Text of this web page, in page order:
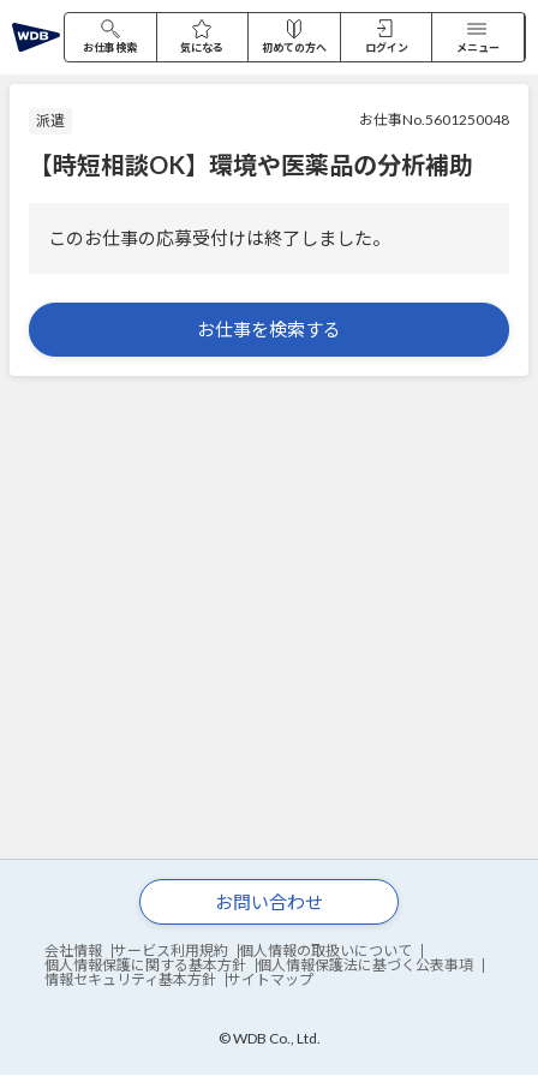
お仕事検索 気になる 初めての方へ ログイン メニュー
派遣 お仕事No.5601250048
【時短相談OK】環境や医薬品の分析補助
このお仕事の応募受付けは終了しました。
お仕事を検索する
お問い合わせ
会社情報 サービス利用規約
個人情報の取扱いについて
個人情報保護に関する基本方針
個人情報保護法に基づく公表事項
情報セキュリティ基本方針
サイトマップ
© WDB Co., Ltd.